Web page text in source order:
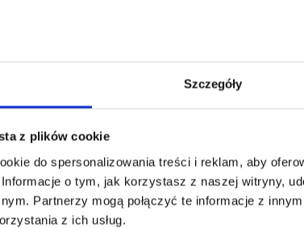
Szczegóły
z plików cookie
do spersonalizowania treści i reklam, aby
o tym, jak korzystasz z naszej witryny,
Partnerzy mogą połączyć te informacje z
z ich usług.